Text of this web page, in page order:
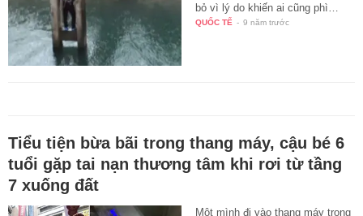
bỏ vì lý do khiến ai cũng phì…
QUỐC TẾ - 9 năm trước
Tiểu tiện bừa bãi trong thang máy, cậu bé 6
tuổi gặp tai nạn thương tâm khi rơi từ tầng
7 xuống đất
Một mình đi vào thang máy trong